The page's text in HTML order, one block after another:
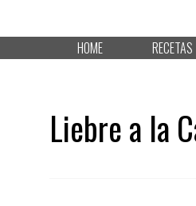
HOME RECETAS
Liebre a la